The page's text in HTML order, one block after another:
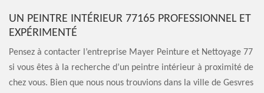
UN PEINTRE INTÉRIEUR 77165 PROFESSIONNEL ET
EXPÉRIMENTÉ
Pensez à contacter l’entreprise Mayer Peinture et Nettoyage 77
si vous êtes à la recherche d’un peintre intérieur à proximité de
chez vous. Bien que nous nous trouvions dans la ville de Gesvres